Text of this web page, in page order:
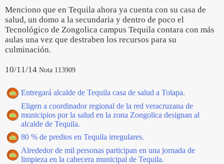
Menciono que en Tequila ahora ya cuenta con su casa de
salud, un domo a la secundaria y dentro de poco el
Tecnológico de Zongolica campus Tequila contara con más
aulas una vez que destraben los recursos para su
culminación.
10/11/14 Nota 113909
Entregará alcalde de Tequila casa de salud a Tolapa.
Eligen a coordinador regional de la red veracruzana de
municipios por la salud en la zona Zongolica designan al
alcalde de Tequila.
80 % de predios en Tequila irregulares.
Alrededor de mil personas participan en una jornada de
limpieza en la cabecera municipal de Tequila.